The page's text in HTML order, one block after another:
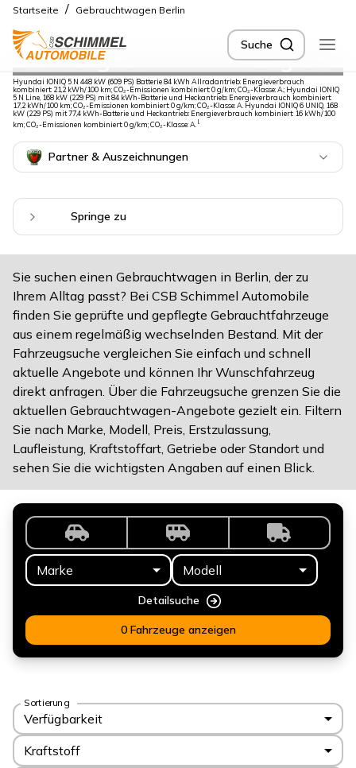
Startseite / Gebrauchtwagen Berlin
Suche
Günstige Gebrauchtwagen
in Berlin
Hyundai IONIQ 5 N 448 kW (609 PS) Batterie 84 kWh Allradantrieb: Energieverbrauch
kombiniert: 21,2 kWh/100 km; CO₂-Emissionen kombiniert: 0 g/km; CO₂-Klasse: A.; Hyundai IONIQ
5 N Line, 168 kW (229 PS) mit 84 kWh-Batterie und Heckantrieb: Energieverbrauch kombiniert:
17,2 kWh/100 km; CO₂-Emissionen kombiniert: 0 g/km; CO₂-Klasse: A. Hyundai IONIQ 6 UNIQ, 168
kW (229 PS) mit 77,4 kWh-Batterie und Heckantrieb: Energieverbrauch kombiniert: 16 kWh/100
km; CO₂-Emissionen kombiniert: 0 g/km; CO₂-Klasse: A. I.
Partner & Auszeichnungen
Springe zu
Sie suchen einen Gebrauchtwagen in Berlin, der zu
Ihrem Alltag passt? Bei CSB Schimmel Automobile
finden Sie geprüfte und gepflegte Gebrauchtfahrzeuge
aus einem regelmäßig wechselnden Bestand. Mit der
Fahrzeugsuche vergleichen Sie einfach und schnell
aktuelle Angebote und können Ihr Wunschfahrzeug
direkt anfragen. Über die Fahrzeugsuche grenzen Sie die
aktuellen Gebrauchtwagen-Angebote gezielt ein. Filtern
Sie nach Marke, Modell, Preis, Erstzulassung,
Laufleistung, Kraftstoffart, Getriebe oder Standort und
sehen Sie die wichtigsten Angaben auf einen Blick.
Marke Modell
Detailsuche
0 Fahrzeuge anzeigen
Sortierung
Verfügbarkeit
Kraftstoff